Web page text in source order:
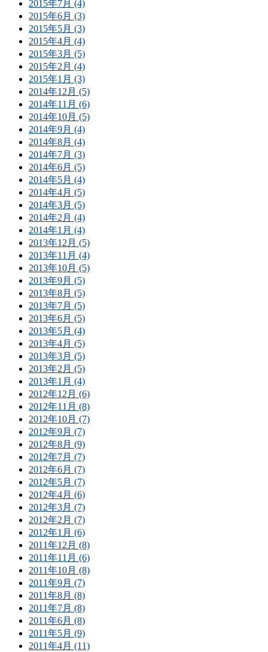
2015年7月 (4)
2015年6月 (3)
2015年5月 (3)
2015年4月 (4)
2015年3月 (5)
2015年2月 (4)
2015年1月 (3)
2014年12月 (5)
2014年11月 (6)
2014年10月 (5)
2014年9月 (4)
2014年8月 (4)
2014年7月 (3)
2014年6月 (5)
2014年5月 (4)
2014年4月 (5)
2014年3月 (5)
2014年2月 (4)
2014年1月 (4)
2013年12月 (5)
2013年11月 (4)
2013年10月 (5)
2013年9月 (5)
2013年8月 (5)
2013年7月 (5)
2013年6月 (5)
2013年5月 (4)
2013年4月 (5)
2013年3月 (5)
2013年2月 (5)
2013年1月 (4)
2012年12月 (6)
2012年11月 (8)
2012年10月 (7)
2012年9月 (7)
2012年8月 (9)
2012年7月 (7)
2012年6月 (7)
2012年5月 (7)
2012年4月 (6)
2012年3月 (7)
2012年2月 (7)
2012年1月 (6)
2011年12月 (8)
2011年11月 (6)
2011年10月 (8)
2011年9月 (7)
2011年8月 (8)
2011年7月 (8)
2011年6月 (8)
2011年5月 (9)
2011年4月 (11)